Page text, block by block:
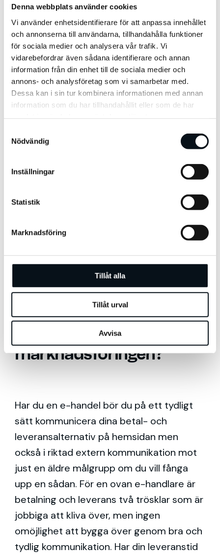
Denna webbplats använder cookies
Vi använder enhetsidentifierare för att anpassa innehållet
och annonserna till användarna, tillhandahålla funktioner
för sociala medier och analysera vår trafik. Vi
vidarebefordrar även sådana identifierare och annan
information från din enhet till de sociala medier och
annons- och analysföretag som vi samarbetar med.
Dessa kan i sin tur kombinera informationen med annan
information som du har tillhandahållit eller som de har
Nödvändig
Inställningar
Statistik
Marknadsföring
Tillåt alla
Tillåt urval
Avvisa
Globalt växer även e-handeln och
branschjätten Amazon har haft en kraftig
uppgång sedan Coronapandemins
spridning isolerade människor i hemmen.
Deras konkurrenskraftiga hemsida med
produktrekommendationer och enkla
prisjämförelser konverterar lätt den
presumtiva kunden till faktisk kund.
omvälvande tid för svensk e-handel och
händer utan när. Så som e-handlare
behöver du förbereda dig och vara vaken
på hur Amazon kan ge dig möjligheterna
Bild: E-barometern Q1 2020
Vad betyder det här för
marknadsföringen?
Har du en e-handel bör du på ett tydligt
sätt kommunicera dina betal- och
leveransalternativ på hemsidan men
också i riktad extern kommunikation mot
just en äldre målgrupp om du vill fånga
upp en sådan. För en ovan e-handlare är
betalning och leverans två trösklar som är
jobbiga att kliva över, men ingen
omöjlighet att bygga över genom bra och
tydlig kommunikation. Har din leveranstid